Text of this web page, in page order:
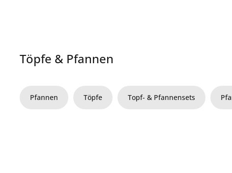
Töpfe & Pfannen
Pfannen Töpfe Topf- & Pfannensets